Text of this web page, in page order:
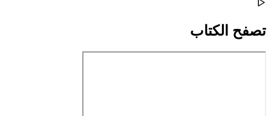
تصفح الكتاب